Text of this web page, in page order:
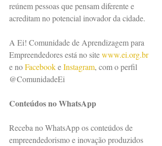
reúnem pessoas que pensam diferente e
acreditam no potencial inovador da cidade.
A Ei! Comunidade de Aprendizagem para
Empreendedores está no site www.ei.org.br
e no Facebook e Instagram, com o perfil
@ComunidadeEi
Conteúdos no WhatsApp
Receba no WhatsApp os conteúdos de
empreendedorismo e inovação produzidos